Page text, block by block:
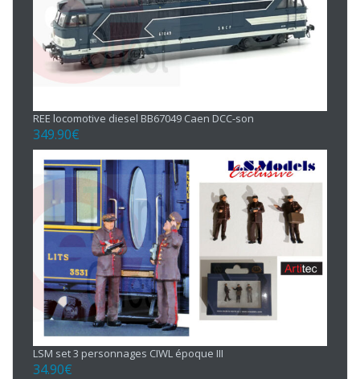
REE locomotive diesel BB67049 Caen DCC-son
349.90€
LSM set 3 personnages CIWL époque III
34.90€